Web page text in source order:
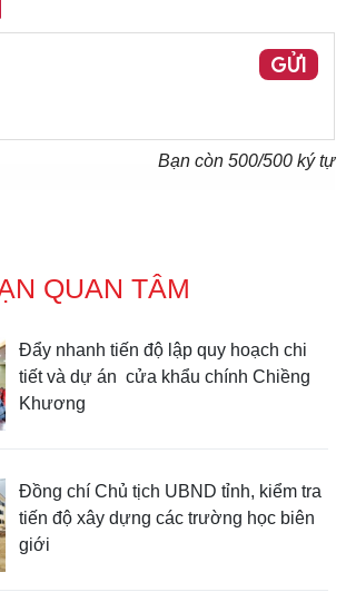
GỬI
Bạn còn 500/500 ký tự
QUAN TÂM
Đẩy nhanh tiến độ lập quy hoạch chi
tiết và dự án cửa khẩu chính Chiềng
Khương
Đồng chí Chủ tịch UBND tỉnh, kiểm tra
tiến độ xây dựng các trường học biên
giới